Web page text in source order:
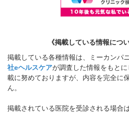
《掲載している情報につ
掲載している各種情報は、ミーカンパ
社eヘルスケアが調査した情報をもと
載に努めておりますが、内容を完全に
ん。
掲載されている医院を受診される場合